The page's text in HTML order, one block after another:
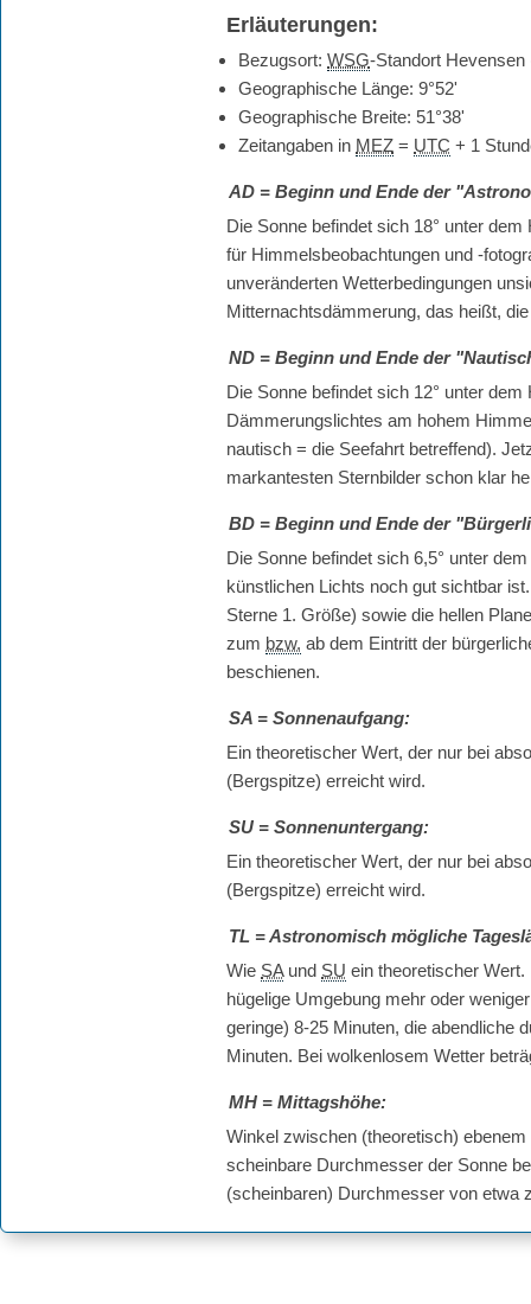
Erläuterungen:
Bezugsort: WSG-Standort
Geographische Länge: 9°52'
Geographische Breite: 51°38'
Zeitangaben in MEZ = UTC + 1
AD = Beginn und Ende der
Die Sonne befindet sich 18° unter
für Himmelsbeobachtungen und -
unveränderten Wetterbedingungen
Mitternachtsdämmerung, das heißt,
ND = Beginn und Ende der
Die Sonne befindet sich 12° unter
Dämmerungslichtes am hohem
nautisch = die Seefahrt betreffend).
markantesten Sternbilder schon klar
BD = Beginn und Ende der
Die Sonne befindet sich 6,5° unter
künstlichen Lichts noch gut sichtbar
Sterne 1. Größe) sowie die hellen
zum bzw. ab dem Eintritt der
beschienen.
SA = Sonnenaufgang:
Ein theoretischer Wert, der nur bei
(Bergspitze) erreicht wird.
SU = Sonnenuntergang:
Ein theoretischer Wert, der nur bei
(Bergspitze) erreicht wird.
TL = Astronomisch mögliche
Wie SAund SU ein theoretischer
hügelige Umgebung mehr oder
geringe) 8-25 Minuten, die abendliche
Minuten. Bei wolkenlosem Wetter
MH = Mittagshöhe:
Winkel zwischen (theoretisch)
scheinbare Durchmesser der Sonne
(scheinbaren) Durchmesser von etwa